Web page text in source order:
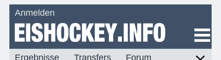
Anmelden
Ergebnisse Transfers Forum